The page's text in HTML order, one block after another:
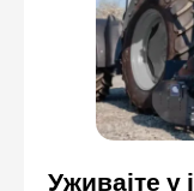
Уживајте у